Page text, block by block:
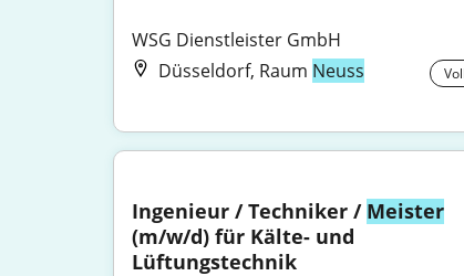
WSG Dienstleister GmbH
Düsseldorf, Raum Neuss
Ingenieur / Techniker / Meister
(m/w/d) für Kälte- und
Lüftungstechnik